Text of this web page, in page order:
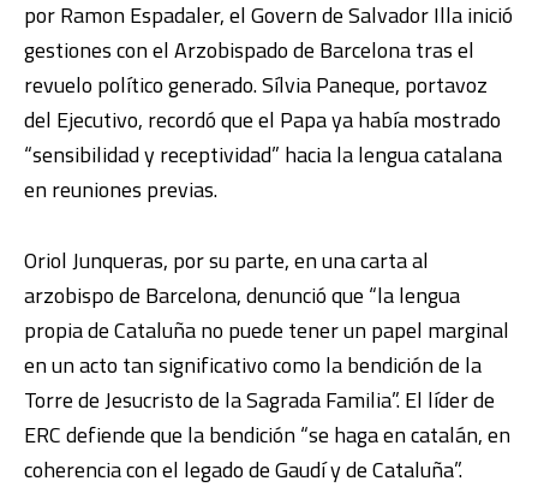
por Ramon Espadaler, el Govern de Salvador Illa inició
gestiones con el Arzobispado de Barcelona tras el
revuelo político generado. Sílvia Paneque, portavoz
del Ejecutivo, recordó que el Papa ya había mostrado
“sensibilidad y receptividad” hacia la lengua catalana
en reuniones previas.
Oriol Junqueras, por su parte, en una carta al
arzobispo de Barcelona, denunció que “la lengua
propia de Cataluña no puede tener un papel marginal
en un acto tan significativo como la bendición de la
Torre de Jesucristo de la Sagrada Familia”. El líder de
ERC defiende que la bendición “se haga en catalán, en
coherencia con el legado de Gaudí y de Cataluña”.